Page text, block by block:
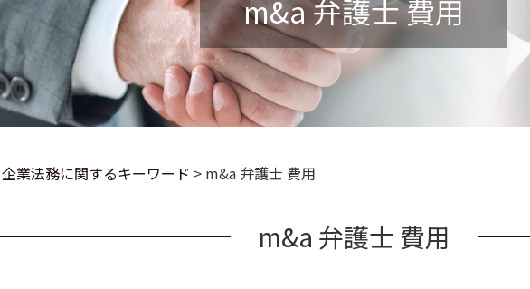
m&a 弁護士 費用
企業法務に関するキーワード > m&a 弁護士 費用
m&a 弁護士 費用